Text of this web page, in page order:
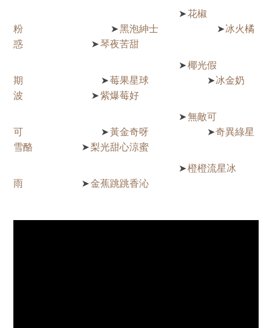
➤花椒
粉
➤黑泡紳士 ➤冰火橘
惑
➤琴夜苦甜
➤椰光假
期
➤莓果星球 ➤冰金奶
波
➤紫爆莓好
➤無敵可
可
➤黃金奇呀 ➤奇異綠星
雪酪
➤梨光甜心涼蜜
➤橙橙流星冰
雨
➤金蕉跳跳香沁